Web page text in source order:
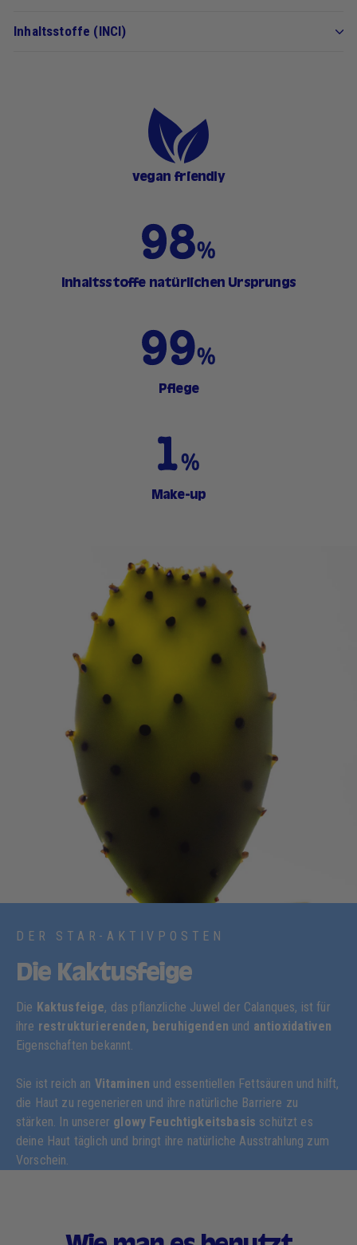
Inhaltsstoffe (INCI)
vegan friendly
Inhaltsstoffe natürlichen Ursprungs
Pflege
Make-up
DER STAR-AKTIVPOSTEN
Die Kaktusfeige
Die Kaktusfeige, das pflanzliche Juwel der Calanques, ist für
ihre restrukturierenden, beruhigenden und antioxidativen
Eigenschaften bekannt.
Sie ist reich an Vitaminen und essentiellen Fettsäuren und hilft,
die Haut zu regenerieren und ihre natürliche Barriere zu
stärken. In unserer glowy Feuchtigkeitsbasis schützt es
deine Haut täglich und bringt ihre natürliche Ausstrahlung zum
Vorschein.